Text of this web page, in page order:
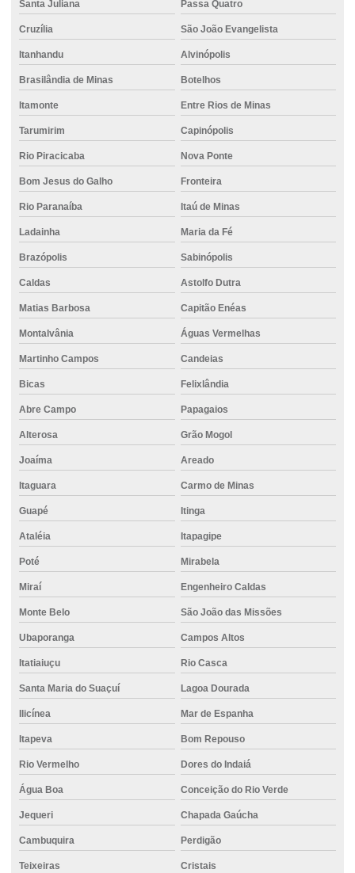
Empilhadeira elétrica para locação
Empilhadeira para indústria
Empilhadeira para movimentação de mercadorias
Empilhadeira para obras industriais
Empilhadeira robusta para locação
Empresa de cimento
Empresa de concreto
Empresa de concreto bombeado
Empresa de concreto pronto
Empresa de locação de empilhadeira
Empresa de projeto de fundações especiais
Empresas de fundações
Empresas de fundações especiais
Empresas de projeto de fundações
Estaca de concreto para fundação
Estaca escavada com água
Estaca escavada com bentonita
Estaca escavada de concreto
Estaca escavada perfuratriz
Estaca escavada rotativa
Estaca escavada a seco
Estaca escavada trado
Estaca escavada com trado helicoidal
Estaca escavada com trado mecânico
Estaca escavada trator
Estaca hélice contínua
Santa Juliana Passa Quatro
Cruzília São João Evangelista
Itanhandu Alvinópolis
Brasilândia de Minas Botelhos
Itamonte Entre Rios de Minas
Tarumirim Capinópolis
Rio Piracicaba Nova Ponte
Bom Jesus do Galho Fronteira
Rio Paranaíba Itaú de Minas
Ladainha Maria da Fé
Brazópolis Sabinópolis
Caldas Astolfo Dutra
Matias Barbosa Capitão Enéas
Montalvânia Águas Vermelhas
Martinho Campos Candeias
Bicas Felixlândia
Abre Campo Papagaios
Alterosa Grão Mogol
Joaíma Areado
Itaguara Carmo de Minas
Guapé Itinga
Ataléia Itapagipe
Poté Mirabela
Miraí Engenheiro Caldas
Monte Belo São João das Missões
Ubaporanga Campos Altos
Itatiaiuçu Rio Casca
Santa Maria do Suaçuí Lagoa Dourada
Ilicínea Mar de Espanha
Itapeva Bom Repouso
Rio Vermelho Dores do Indaiá
Água Boa Conceição do Rio Verde
Jequeri Chapada Gaúcha
Cambuquira Perdigão
Teixeiras Cristais